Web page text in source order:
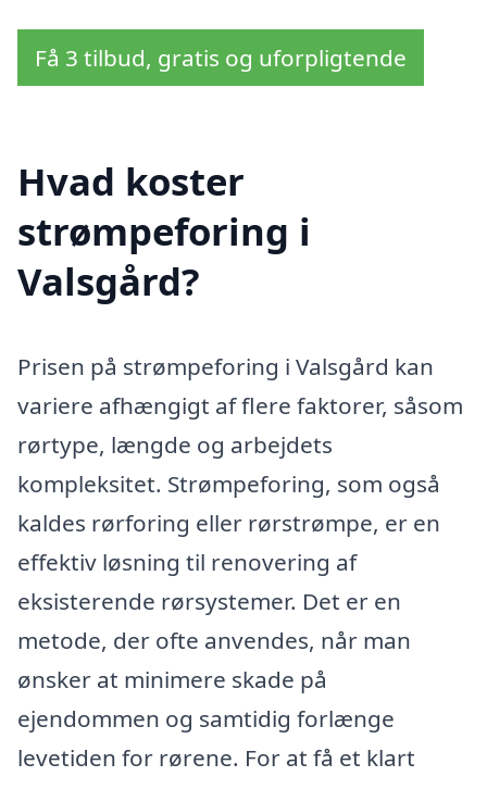
Få 3 tilbud, gratis og uforpligtende
Hvad koster
strømpeforing i
Valsgård?
Prisen på strømpeforing i Valsgård kan
variere afhængigt af flere faktorer, såsom
rørtype, længde og arbejdets
kompleksitet. Strømpeforing, som også
kaldes rørforing eller rørstrømpe, er en
effektiv løsning til renovering af
eksisterende rørsystemer. Det er en
metode, der ofte anvendes, når man
ønsker at minimere skade på
ejendommen og samtidig forlænge
levetiden for rørene. For at få et klart